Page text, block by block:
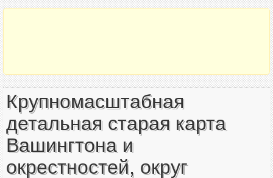
Крупномасштабная
детальная старая карта
Вашингтона и
окрестностей, округ